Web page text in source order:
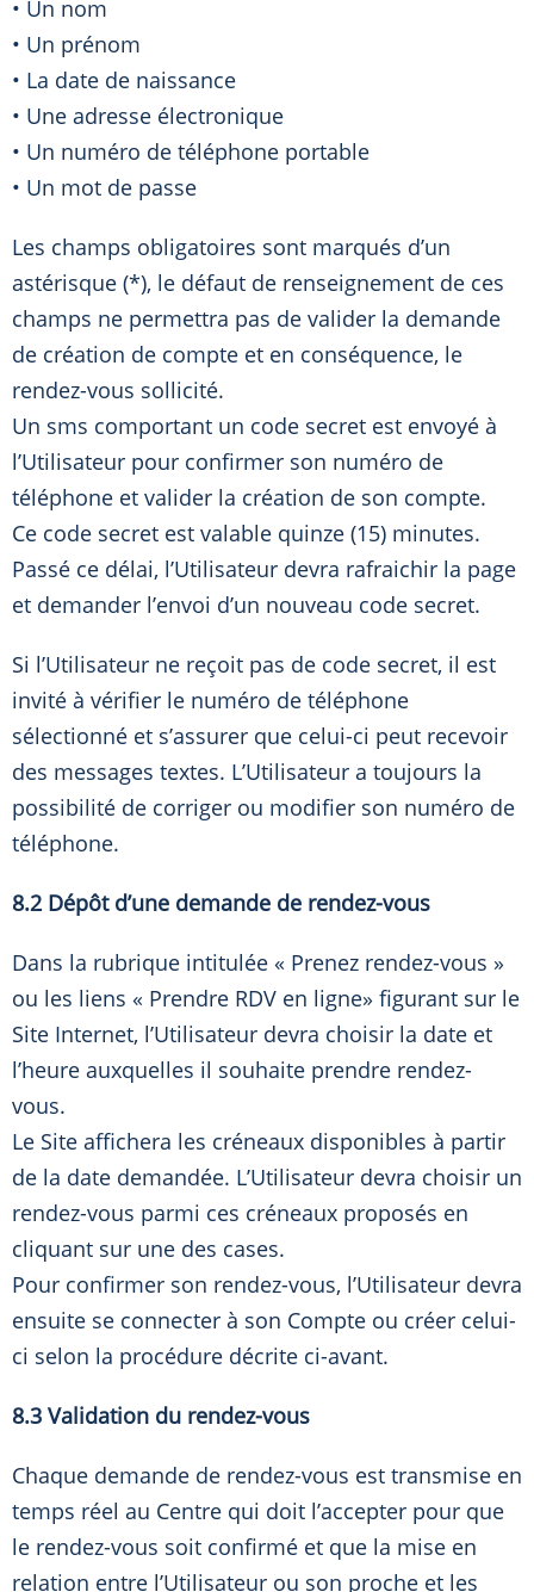
• Un nom
• Un prénom
• La date de naissance
• Une adresse électronique
• Un numéro de téléphone portable
• Un mot de passe
Les champs obligatoires sont marqués d’un
astérisque (*), le défaut de renseignement de ces
champs ne permettra pas de valider la demande
de création de compte et en conséquence, le
rendez-vous sollicité.
Un sms comportant un code secret est envoyé à
l’Utilisateur pour confirmer son numéro de
téléphone et valider la création de son compte.
Ce code secret est valable quinze (15) minutes.
Passé ce délai, l’Utilisateur devra rafraichir la page
et demander l’envoi d’un nouveau code secret.
Si l’Utilisateur ne reçoit pas de code secret, il est
invité à vérifier le numéro de téléphone
sélectionné et s’assurer que celui-ci peut recevoir
des messages textes. L’Utilisateur a toujours la
possibilité de corriger ou modifier son numéro de
téléphone.
8.2 Dépôt d’une demande de rendez-vous
Dans la rubrique intitulée « Prenez rendez-vous »
ou les liens « Prendre RDV en ligne» figurant sur le
Site Internet, l’Utilisateur devra choisir la date et
l’heure auxquelles il souhaite prendre rendez-
vous.
Le Site affichera les créneaux disponibles à partir
de la date demandée. L’Utilisateur devra choisir un
rendez-vous parmi ces créneaux proposés en
cliquant sur une des cases.
Pour confirmer son rendez-vous, l’Utilisateur devra
ensuite se connecter à son Compte ou créer celui-
ci selon la procédure décrite ci-avant.
8.3 Validation du rendez-vous
Chaque demande de rendez-vous est transmise en
temps réel au Centre qui doit l’accepter pour que
le rendez-vous soit confirmé et que la mise en
relation entre l’Utilisateur ou son proche et les